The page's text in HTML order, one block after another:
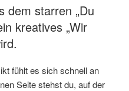
dem starren „Du
kreatives „Wir
fühlt es sich schnell an
Seite stehst du, auf der